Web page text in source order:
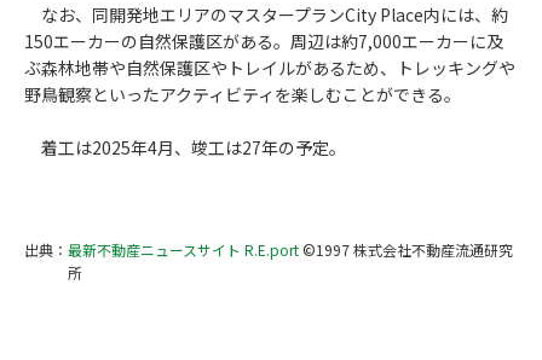
なお、同開発地エリアのマスタープランCity Place内には、約
150エーカーの自然保護区がある。周辺は約7,000エーカーに及
ぶ森林地帯や自然保護区やトレイルがあるため、トレッキングや
野鳥観察といったアクティビティを楽しむことができる。
着工は2025年4月、竣工は27年の予定。
出典： 最新不動産ニュースサイト R.E.port ©1997 株式会社不動産流通研究
所